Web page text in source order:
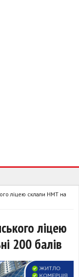
ліцею склали НМТ на
ліцею
200 балів